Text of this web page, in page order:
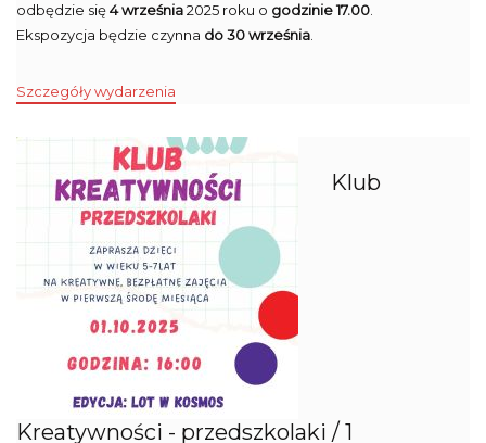
odbędzie się4 września2025 roku o godzinie 17.00
Ekspozycja będzie czynna do 30 września
Szczegóły wydarzenia
Klub
Kreatywności - przedszkolaki / 1